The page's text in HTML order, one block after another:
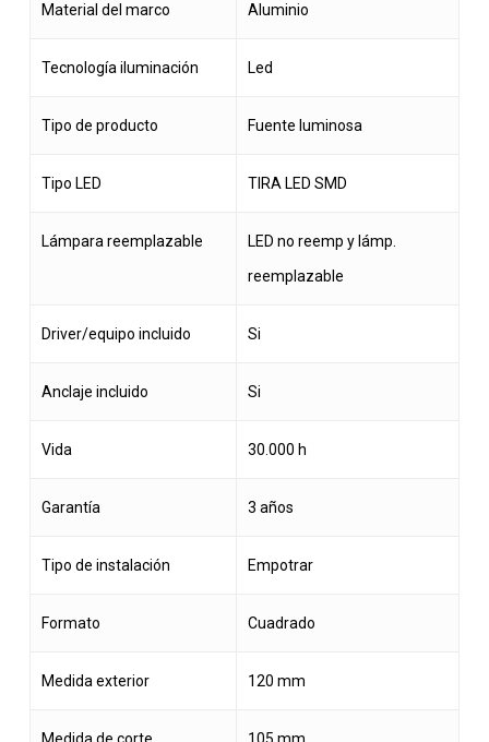
Material del marco Aluminio
Tecnología iluminación Led
Tipo de producto Fuente luminosa
Tipo LED TIRA LED SMD
Lámpara reemplazable
LED no reemp y lámp.
reemplazable
Driver/equipo incluido Si
Anclaje incluido Si
Vida 30.000 h
Garantía 3 años
Tipo de instalación Empotrar
Formato Cuadrado
Medida exterior 120 mm